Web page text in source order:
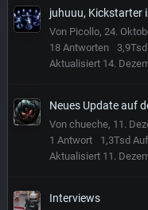
juhuuu, Kickstarter
Von Picollo, 24.
18 Antworten 3,9Tsd
Aktualisiert 14.
Neues Update auf
Von chueche, 11.
1 Antwort 1,3Tsd
Aktualisiert 11.
Interviews